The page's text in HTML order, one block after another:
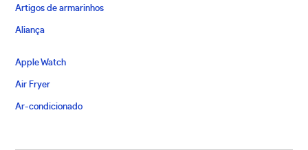
Artigos de armarinhos
Aliança
Apple Watch
Air Fryer
Ar-condicionado